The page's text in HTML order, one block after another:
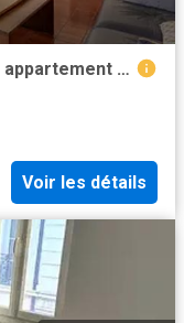
Marseille 1er 13001 Achat / Vente appartement 2 pièces t2
Voir les détails